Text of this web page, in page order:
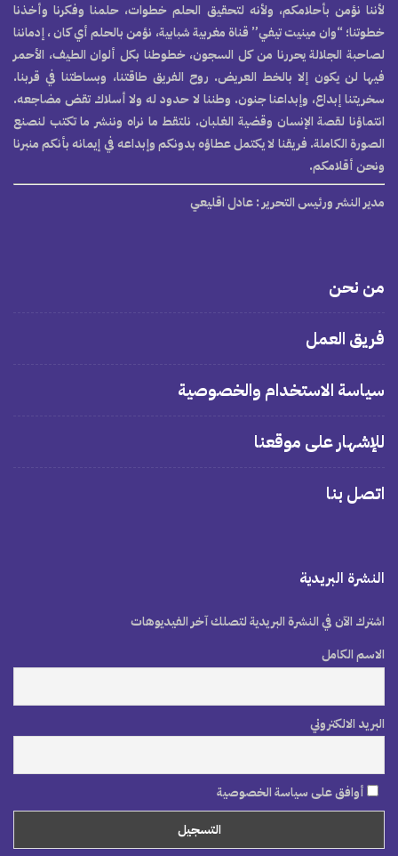
لأننا نؤمن بأحلامكم، ولأنه لتحقيق الحلم خطوات، حلمنا وفكرنا وأخذنا
خطوتنا؛ “وان مينيت تيفي” قناة مغربية شبابية، نؤمن بالحلم أي كان ، إدماننا
لصاحبة الجلالة يحررنا من كل السجون، خطوطنا بكل ألوان الطيف، الأحمر
فيها لن يكون إلا بالخط العريض. روح الفريق طاقتنا، وبساطتنا في قربنا.
سخريتنا إبداع، وإبداعنا جنون. وطننا لا حدود له ولا أسلاك تقض مضاجعه.
انتماؤنا لقصة الإنسان وقضية الغلبان. نلتقط ما نراه وننشر ما تكتب لنصنع
الصورة الكاملة. فريقنا لا يكتمل عطاؤه بدونكم وإبداعه في إيمانه بأنكم منبرنا
ونحن أقلامكم.
مدير النشر ورئيس التحرير: عادل اقليعي
من نحن
فريق العمل
سياسة الاستخدام والخصوصية
للإشهار على موقعنا
اتصل بنا
النشرة البريدية
اشترك الآن في النشرة البريدية لتصلك آخر الفيديوهات
الاسم الكامل
البريد الالكتروني
أوافق على سياسة الخصوصية